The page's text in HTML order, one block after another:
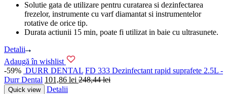
Solutie gata de utilizare pentru curatarea si dezinfectarea
frezelor, instrumente cu varf diamantat si instrumentelor
rotative de orice tip.
Durata actiunii 15 min, poate fi utilizat in baie cu ultrasunete.
Detalii
Adaugă în wishlist
-59% DURR DENTAL FD 333 Dezinfectant rapid suprafete 2.5L -
Durr Dental 101,86 lei 248,44lei
Quick view Detalii